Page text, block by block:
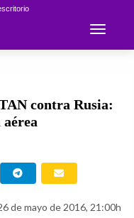
Toggle
contra Rusia:
de mayo de 2016, 21:00h